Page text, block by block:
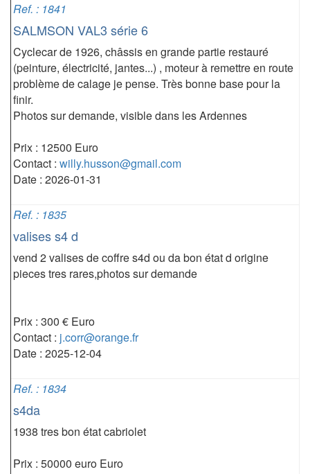
Ref. : 1841
SALMSON VAL3 série 6
Cyclecar de 1926, châssis en grande partie restauré
(peinture, électricité, jantes...) , moteur à remettre en route
problème de calage je pense. Très bonne base pour la
finir.
Photos sur demande, visible dans les Ardennes
Prix : 12500 Euro
Contact : willy.husson@gmail.com
Date : 2026-01-31
Ref. : 1835
valises s4 d
vend 2 valises de coffre s4d ou da bon état d origine
pieces tres rares,photos sur demande
Prix : 300 € Euro
Contact : j.corr@orange.fr
Date : 2025-12-04
Ref. : 1834
s4da
1938 tres bon état cabriolet
Prix : 50000 euro Euro